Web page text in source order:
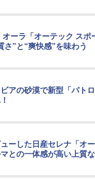
オーラ「オーテック ス
さ”と“爽快感”を味わう
アの砂漠で新型「パト
ーした日産セレナ「オ
との一体感が高い上質